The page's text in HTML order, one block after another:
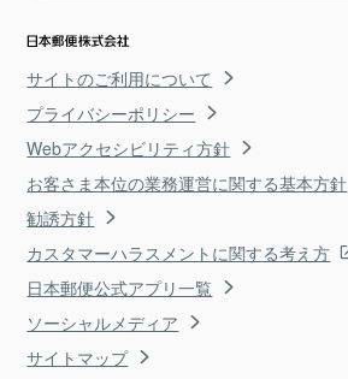
サイトのご利用について
プライバシーポリシー
Webアクセシビリティ方針
お客さま本位の業務運営に関する基本方針
勧誘方針
カスタマーハラスメントに関する考え方
日本郵便公式アプリ一覧
ソーシャルメディア
サイトマップ